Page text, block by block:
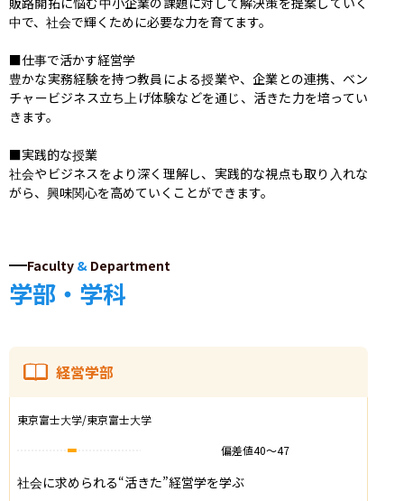
中で、社会で輝くために必要な力を育てます。
■仕事で活かす経営学
豊かな実務経験を持つ教員による授業や、企業との連携、ベン
チャービジネス立ち上げ体験などを通じ、活きた力を培ってい
きます。
■実践的な授業
社会やビジネスをより深く理解し、実践的な視点も取り入れな
がら、興味関心を高めていくことができます。
Faculty & Department
学部・学科
経営学部
東京富士大学/東京富士大学
偏差値40〜47
社会に求められる“活きた”経営学を学ぶ